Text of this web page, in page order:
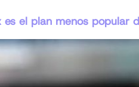
el plan menos popular